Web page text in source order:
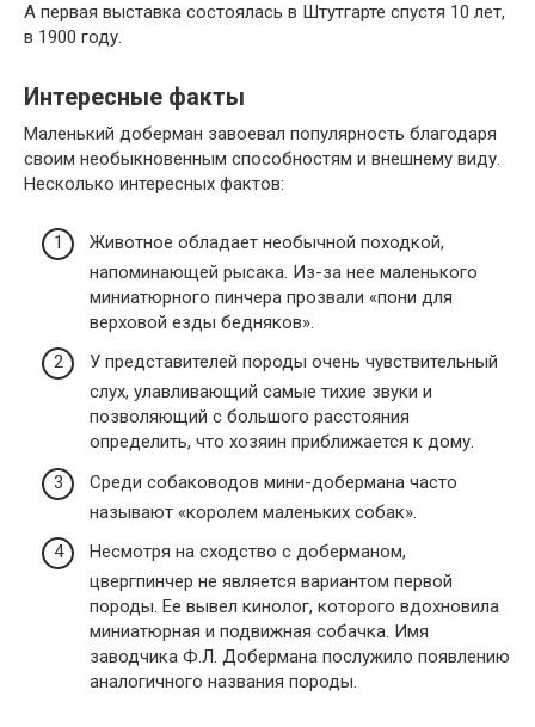
А первая выставка состоялась в Штутгарте спустя 10 лет,
в 1900 году.
Интересные факты
Маленький доберман завоевал популярность благодаря
своим необыкновенным способностям и внешнему виду.
Несколько интересных фактов:
Животное обладает необычной походкой,
напоминающей рысака. Из-за нее маленького
миниатюрного пинчера прозвали «пони для
верховой езды бедняков».
У представителей породы очень чувствительный
слух, улавливающий самые тихие звуки и
позволяющий с большого расстояния
определить, что хозяин приближается к дому.
Среди собаководов мини-добермана часто
называют «королем маленьких собак».
Несмотря на сходство с доберманом,
цвергпинчер не является вариантом первой
породы. Ее вывел кинолог, которого вдохновила
миниатюрная и подвижная собачка. Имя
заводчика Ф.Л. Добермана послужило появлению
аналогичного названия породы.